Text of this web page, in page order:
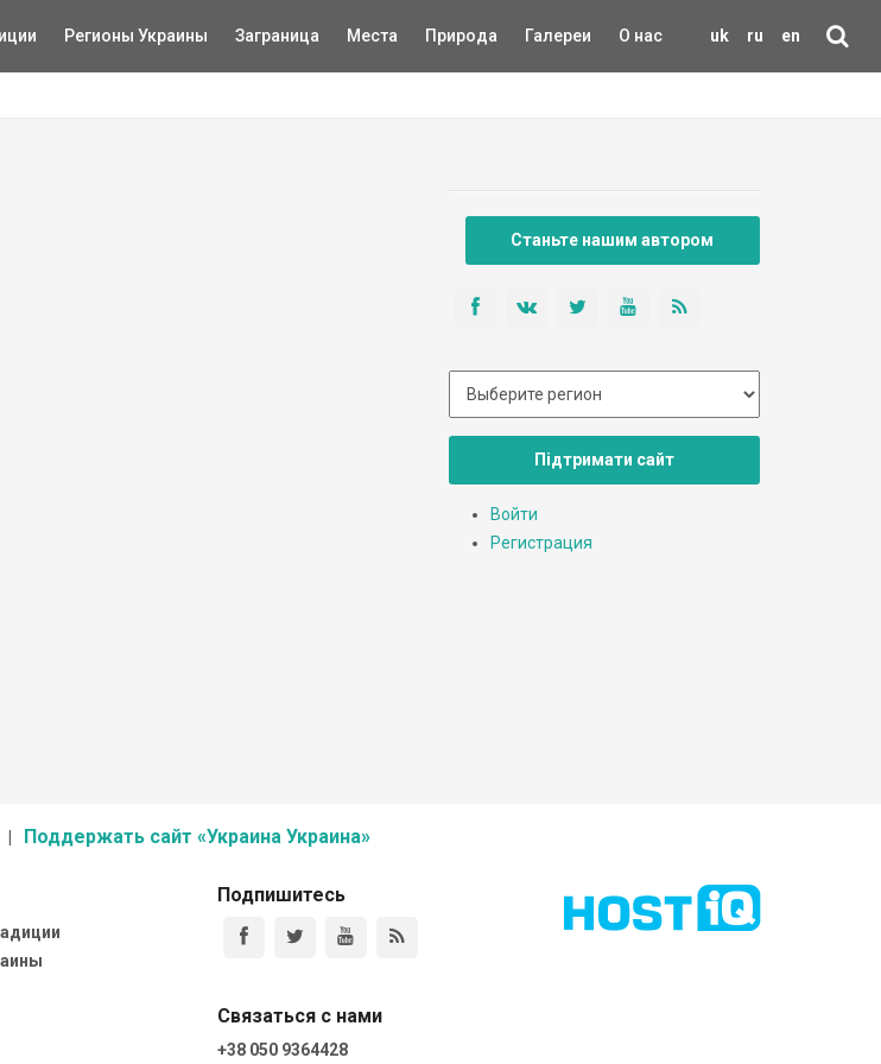
uk ru en
Регионы Украины Заграница Места Природа Галереи О нас
Станьте нашим автором
Підтримати сайт
Войти
Регистрация
Поддержать сайт «Украина Украина»
Подпишитесь
Связаться с нами
+38 050 9364428